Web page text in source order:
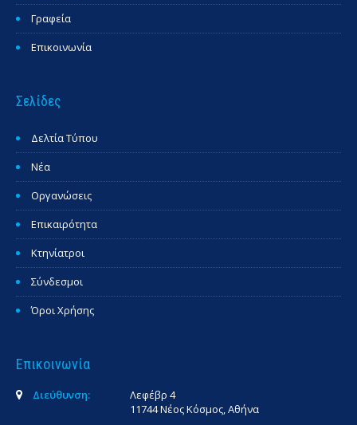
Γραφεία
Επικοινωνία
Σελίδες
Δελτία Τύπου
Νέα
Οργανώσεις
Επικαιρότητα
Κτηνίατροι
Σύνδεσμοι
Όροι Χρήσης
Επικοινωνία
Διεύθυνση:
Λεφέβρ 4
11744 Νέος Κόσμος, Αθήνα